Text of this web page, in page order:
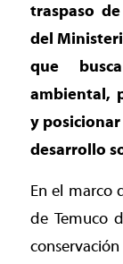
traspaso
del
que
ambiental,
y
desarrollo
En el marco
de Temuco